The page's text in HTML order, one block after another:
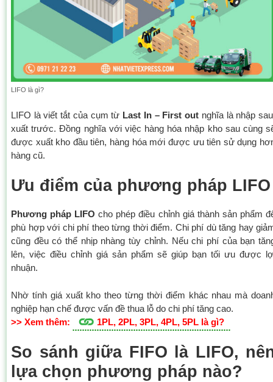
LIFO là gì?
LIFO là viết tắt của cụm từ Last In – First out nghĩa là nhập
xuất trước. Đồng nghĩa với việc hàng hóa nhập kho sau cùng
được xuất kho đầu tiên, hàng hóa mới được ưu tiên sử dụng
hàng cũ.
Ưu điểm của phương pháp LIFO
Phương pháp LIFO cho phép điều chỉnh giá thành sản phẩm
phù hợp với chi phí theo từng thời điểm. Chi phí dù tăng hay
cũng đều có thể nhịp nhàng tùy chỉnh. Nếu chi phí của bạn
lên, việc điều chỉnh giá sản phẩm sẽ giúp bạn tối ưu được
nhuận.
Nhờ tính giá xuất kho theo từng thời điểm khác nhau mà
nghiệp hạn chế được vấn đề thua lỗ do chi phí tăng cao.
>> Xem thêm:
1PL, 2PL, 3PL, 4PL, 5PL là gì?
So sánh giữa FIFO là LIFO,
lựa chọn phương pháp nào?